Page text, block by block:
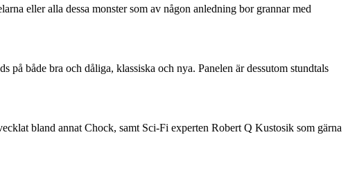
eller alla dessa monster som av någon anledning bor grannar med
både bra och dåliga, klassiska och nya. Panelen är dessutom stundtals
bland annat Chock, samt Sci-Fi experten Robert Q Kustosik som gärna